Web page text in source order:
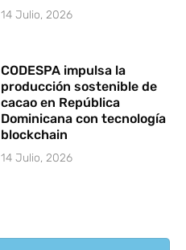
14 Julio, 2026
CODESPA impulsa la
producción sostenible de
cacao en República
Dominicana con tecnología
blockchain
14 Julio, 2026